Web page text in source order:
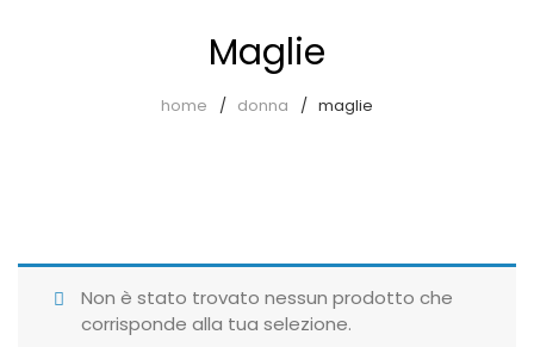
Giubbotti
Maglie
home donna maglie
Non è stato trovato nessun prodotto che
corrisponde alla tua selezione.